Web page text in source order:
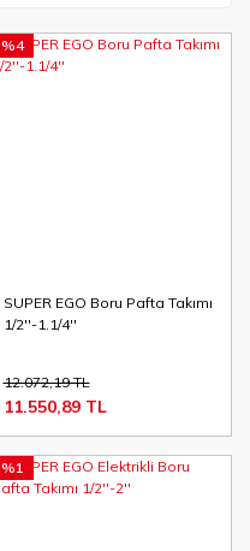
SUPER EGO Boru Pafta Takımı
1/2''-1.1/4''
%4
12.072,19 TL
11.550,89 TL
%1